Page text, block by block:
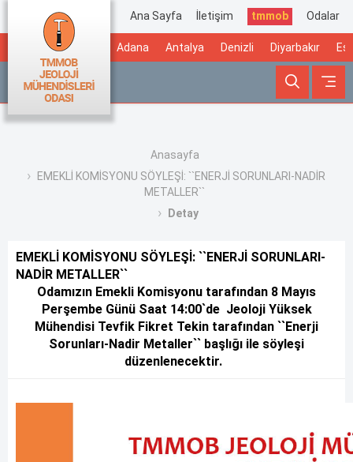
Ana Sayfa İletişim tmmob Odalar
Adana Antalya Denizli Diyarbakır
Anasayfa
EMEKLİ KOMİSYONU SÖYLEŞİ: ``ENERJİ SORUNLARI-NADİR
METALLER``
Detay
EMEKLİ KOMİSYONU SÖYLEŞİ: ``ENERJİ SORUNLARI-
NADİR METALLER``
Odamızın Emekli Komisyonu tarafından 8 Mayıs
Perşembe Günü Saat 14:00`de Jeoloji Yüksek
Mühendisi Tevfik Fikret Tekin tarafından ``Enerji
Sorunları-Nadir Metaller`` başlığı ile söyleşi
düzenlenecektir.